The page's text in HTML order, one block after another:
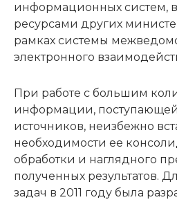
информационных систем,
ресурсами других
рамках системы
электронного
При работе с большим
информации,
источников, неизбежно
необходимости ее
обработки и наглядного
полученных результатов.
задач в 2011 году была